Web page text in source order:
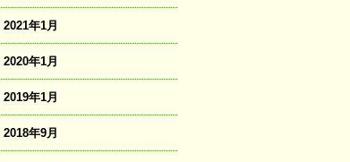
2021年1月
2020年1月
2019年1月
2018年9月